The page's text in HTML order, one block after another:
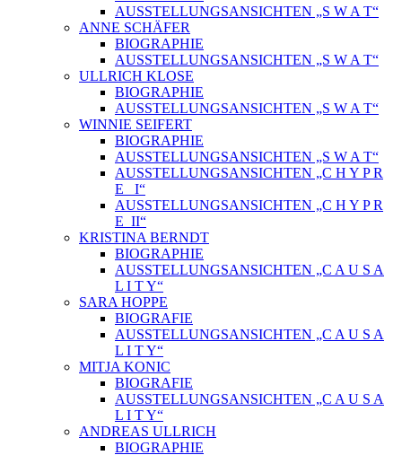
AUSSTELLUNGSANSICHTEN „S W A T“
ANNE SCHÄFER
BIOGRAPHIE
AUSSTELLUNGSANSICHTEN „S W A T“
ULLRICH KLOSE
BIOGRAPHIE
AUSSTELLUNGSANSICHTEN „S W A T“
WINNIE SEIFERT
BIOGRAPHIE
AUSSTELLUNGSANSICHTEN „S W A T“
AUSSTELLUNGSANSICHTEN „C H Y P R
E_ I“
AUSSTELLUNGSANSICHTEN „C H Y P R
E_II“
KRISTINA BERNDT
BIOGRAPHIE
AUSSTELLUNGSANSICHTEN „C A U S A
L I T Y“
SARA HOPPE
BIOGRAFIE
AUSSTELLUNGSANSICHTEN „C A U S A
L I T Y“
MITJA KONIC
BIOGRAFIE
AUSSTELLUNGSANSICHTEN „C A U S A
L I T Y“
ANDREAS ULLRICH
BIOGRAPHIE